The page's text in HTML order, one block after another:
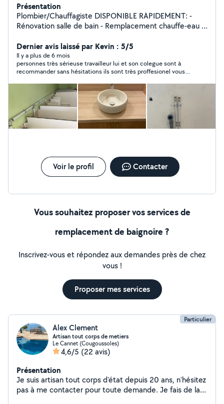
Présentation
Plombier/Chauffagiste DISPONIBLE RAPIDEMENT: -
Rénovation salle de bain - Remplacement chauffe-eau -
Dernier avis laissé par Kevin : 5/5
Il y a plus de 6 mois
personnes très sérieuse travailleur lui et son colegue sont à
recommander sans hésitations ils sont très proffesionel vous
Voir le profil Contacter
Vous souhaitez proposer vos services de
remplacement de baignoire ?
Inscrivez-vous et répondez aux demandes près de chez
vous !
Proposer mes services
Particulier
Alex Clement
Artisan tout corps de metiers
Le Cannet (Cougoussoles)
4,6/5 (22 avis)
Présentation
Je suis artisan tout corps d'état depuis 20 ans, n'hésitez
pas à me contacter pour toute demande. Je fais de la